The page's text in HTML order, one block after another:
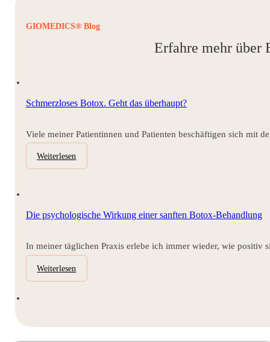
GIOMEDICS® Blog
Erfahre mehr über
Schmerzloses Botox. Geht das überhaupt?
Viele meiner Patientinnen und Patienten beschäftigen sich mit
Weiterlesen
Die psychologische Wirkung einer sanften Botox-Behandlung
In meiner täglichen Praxis erlebe ich immer wieder, wie positiv
Weiterlesen